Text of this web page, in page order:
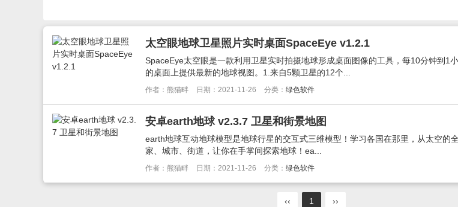
太空眼地球卫星照片实时桌面SpaceEye v1.2.1
SpaceEye太空眼是一款利用卫星实时拍摄地球形成桌面图像的工具，每10分钟到1
的桌面上提供最新的地球视图。1.来自5颗卫星的12个...
作者：熊猫畔 日期：2021-11-26 分类： 绿色软件
安卓earth地球 v2.3.7 卫星和街景地图
earth地球互动地球模型是地球行星的交互式三维模型！学习各国在那里，从太空的
家、城市、街道，让你在手掌间探索地球！ea...
作者：熊猫畔 日期：2021-11-26 分类： 绿色软件
‹‹ 1 ››